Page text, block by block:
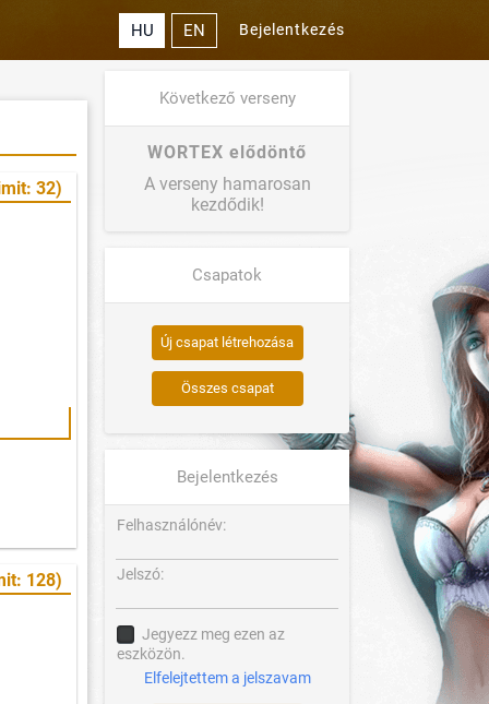
Bejelentkezés
HU EN
32)
128)
Következő verseny
WORTEX elődöntő
A verseny hamarosan
kezdődik!
Csapatok
Új csapat létrehozása
Összes csapat
Bejelentkezés
Felhasználónév:
Jelszó:
Jegyezz meg ezen az
eszközön.
Elfelejtettem a jelszavam